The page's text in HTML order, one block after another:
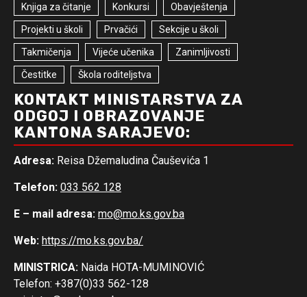
Knjiga za čitanje Konkursi Obavještenja
Projekti u školi Prvačići Sekcije u školi
Takmičenja Vijeće učenika Zanimljivosti
Čestitke Škola roditeljstva
KONTAKT MINISTARSTVA ZA
ODGOJ I OBRAZOVANJE
KANTONA SARAJEVO:
Adresa: Reisa Džemaludina Čauševića 1
Telefon: 033 562 128
E – mail adresa: mo@mo.ks.gov.ba
Web: https://mo.ks.gov.ba/
MINISTRICA: Naida HOTA-MUMINOVIĆ
Telefon: +387(0)33 562-128